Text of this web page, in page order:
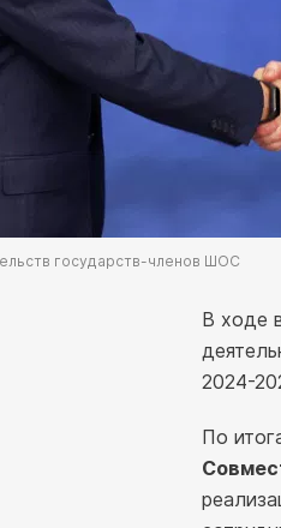
государств-членов ШОС
В ходе
2024-
По